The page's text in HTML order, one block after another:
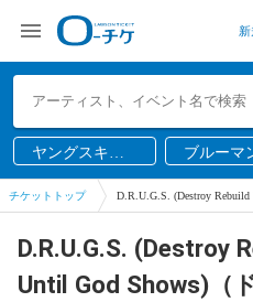
ヤングスキニ
ー
ブルーマ
チケットトップ D.R.U.G.S. (Destroy
D.R.U.G.S. (Destroy
Until God Shows)（